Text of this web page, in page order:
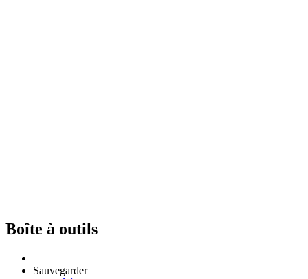
Boîte à outils
Sauvegarder